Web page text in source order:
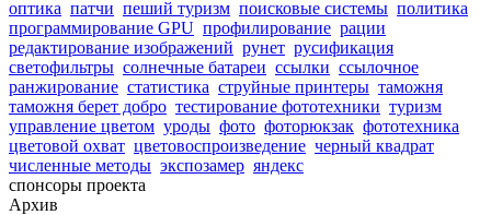
оптика патчи пеший туризм поисковые системы политика
программирование GPU профилирование рации
редактирование изображений рунет русификация
светофильтры солнечные батареи ссылки ссылочное
ранжирование статистика струйные принтеры таможня
таможня берет добро тестирование фототехники туризм
управление цветом уроды фото фоторюкзак фототехника
цветовой охват цветовоспроизведение черный квадрат
численные методы экспозамер яндекс
спонсоры проекта
Архив